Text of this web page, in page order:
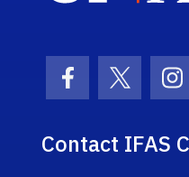
Facebook Icon
Twitter
Contact IFAS